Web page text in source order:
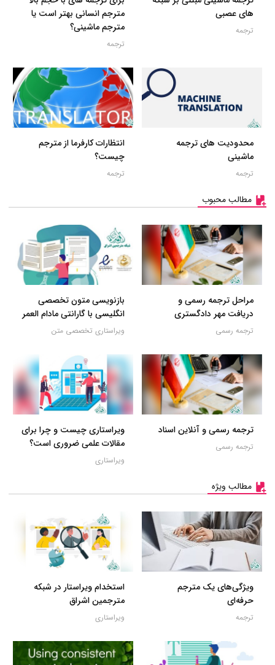
های عصبی
ترجمه
مترجم انسانی بهتر است یا
مترجم ماشینی؟
ترجمه
محدودیت های ترجمه
ماشینی
ترجمه
انتظارات کارفرما از مترجم
چیست؟
ترجمه
مطالب محبوب
مراحل ترجمه رسمی و
دریافت مهر دادگستری
ترجمه رسمی
بازنویسی متون تخصصی
انگلیسی با گارانتی مادام العمر
ویراستاری تخصصی متن
ترجمه رسمی و آنلاین اسناد
ترجمه رسمی
ویراستاری چیست و چرا برای
مقالات علمی ضروری است؟
ویراستاری
مطالب ویژه
ویژگی‌های یک مترجم
حرفه‌ای
ترجمه
استخدام ویراستار در شبکه
مترجمین اشراق
ویراستاری